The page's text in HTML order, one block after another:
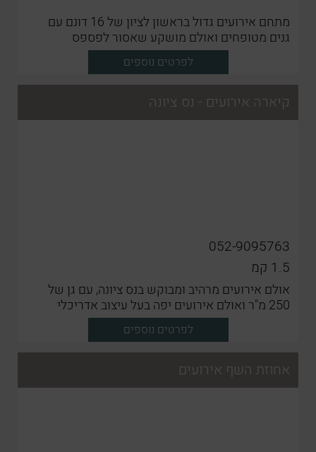
מתחם אירועים גדול בראשון לציון של 16 דונם עם
גנים מטופחים ואולם מושקע שאסור לפספס
לפרטים נוספים
קיארה אירועים - נס ציונה
052-9095763
1.5 קמ
אולם אירועים מרהיב ומבוקש בנס ציונה, עם גן של
250 מ"ר ואולם אירועים יפה בעל עיצוב אדריכלי
לפרטים נוספים
אחוזת השף אירועים